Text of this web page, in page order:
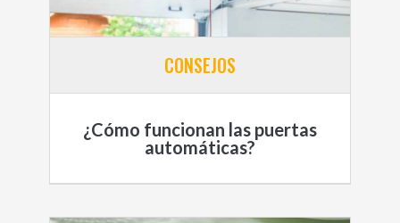
CONSEJOS
¿Cómo funcionan las puertas
automáticas?